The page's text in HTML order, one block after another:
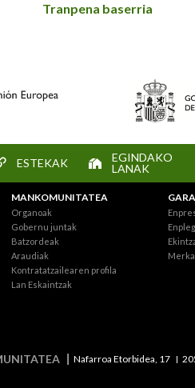
Tranpena baserria
ESTEKAK
EGINDAKO
LANAK
MANKOMUNITATEA
Organoak
Gobernu juntak
Batzordeak
Araudiak
Kontratatzailearen profila
Lan Eskaintzak
Nafarroa Etorbidea, 17